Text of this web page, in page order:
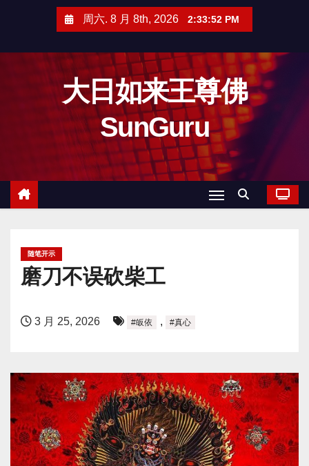
周六. 8 月 8th, 2026 2:33:53 PM
大日如来王尊佛
SunGuru
随笔开示
磨刀不误砍柴工
3 月 25, 2026 #皈依 , #真心